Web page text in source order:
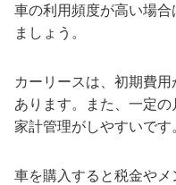
車の利用頻度が高い場
ましょう。
カーリースは、初期費
あります。また、一定の
家計管理がしやすいです。
車を購入すると税金や